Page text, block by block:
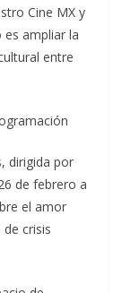
Cine MX y
ampliar la
entre
dirigida por
de febrero a
el amor
crisis